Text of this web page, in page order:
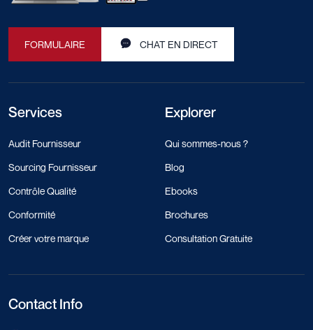
FORMULAIRE CHAT EN DIRECT
Services
Audit Fournisseur
Sourcing Fournisseur
Contrôle Qualité
Conformité
Créer votre marque
Explorer
Qui sommes-nous ?
Blog
Ebooks
Brochures
Consultation Gratuite
Contact Info